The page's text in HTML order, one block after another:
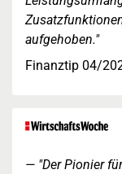
aufgehoben."
Finanztip 04/
"Der Pionier